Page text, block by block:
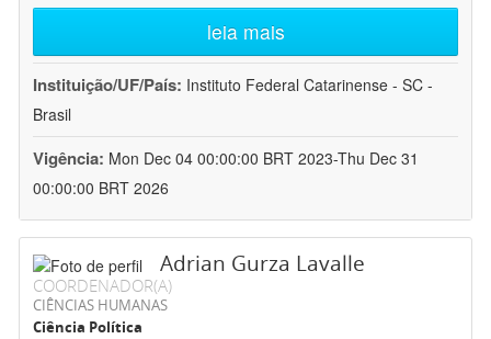
leia mais
Instituição/UF/País: Instituto Federal Catarinense - SC -
Brasil
Vigência: Mon Dec 04 00:00:00 BRT 2023-Thu Dec 31
00:00:00 BRT 2026
Adrian Gurza Lavalle
COORDENADOR(A)
CIÊNCIAS HUMANAS
Ciência Política